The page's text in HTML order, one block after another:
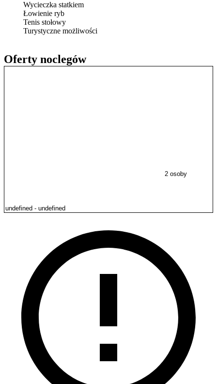
Oferty noclegów
2 osoby
Wycieczka statkiem
Łowienie ryb
Tenis stołowy
Turystyczne możliwości